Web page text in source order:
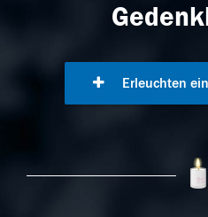
Erleuchten